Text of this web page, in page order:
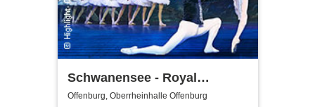
Schwanensee - Royal
Classical Ballet
Offenburg, Oberrheinhalle Offenburg